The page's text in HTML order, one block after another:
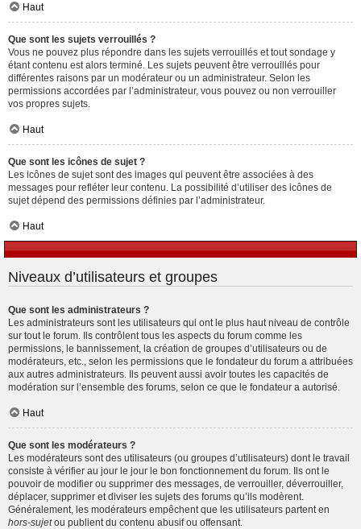
Haut
Que sont les sujets verrouillés ?
Vous ne pouvez plus répondre dans les sujets verrouillés et tout sondage y
étant contenu est alors terminé. Les sujets peuvent être verrouillés pour
différentes raisons par un modérateur ou un administrateur. Selon les
permissions accordées par l’administrateur, vous pouvez ou non verrouiller
vos propres sujets.
Haut
Que sont les icônes de sujet ?
Les icônes de sujet sont des images qui peuvent être associées à des
messages pour refléter leur contenu. La possibilité d’utiliser des icônes de
sujet dépend des permissions définies par l’administrateur.
Haut
Niveaux d’utilisateurs et groupes
Que sont les administrateurs ?
Les administrateurs sont les utilisateurs qui ont le plus haut niveau de contrôle
sur tout le forum. Ils contrôlent tous les aspects du forum comme les
permissions, le bannissement, la création de groupes d’utilisateurs ou de
modérateurs, etc., selon les permissions que le fondateur du forum a attribuées
aux autres administrateurs. Ils peuvent aussi avoir toutes les capacités de
modération sur l’ensemble des forums, selon ce que le fondateur a autorisé.
Haut
Que sont les modérateurs ?
Les modérateurs sont des utilisateurs (ou groupes d’utilisateurs) dont le travail
consiste à vérifier au jour le jour le bon fonctionnement du forum. Ils ont le
pouvoir de modifier ou supprimer des messages, de verrouiller, déverrouiller,
déplacer, supprimer et diviser les sujets des forums qu’ils modèrent.
Généralement, les modérateurs empêchent que les utilisateurs partent en
hors-sujetou publient du contenu abusif ou offensant.